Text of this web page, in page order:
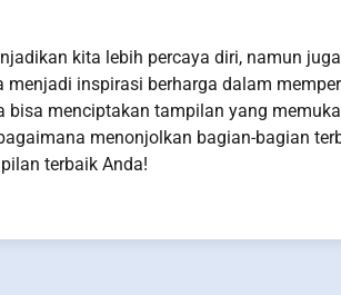
kita lebih percaya diri, namun juga
inspirasi berharga dalam
bisa menciptakan tampilan yang
menonjolkan bagian-bagian
terbaik Anda!